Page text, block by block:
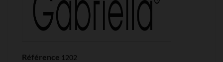
Référence 1202